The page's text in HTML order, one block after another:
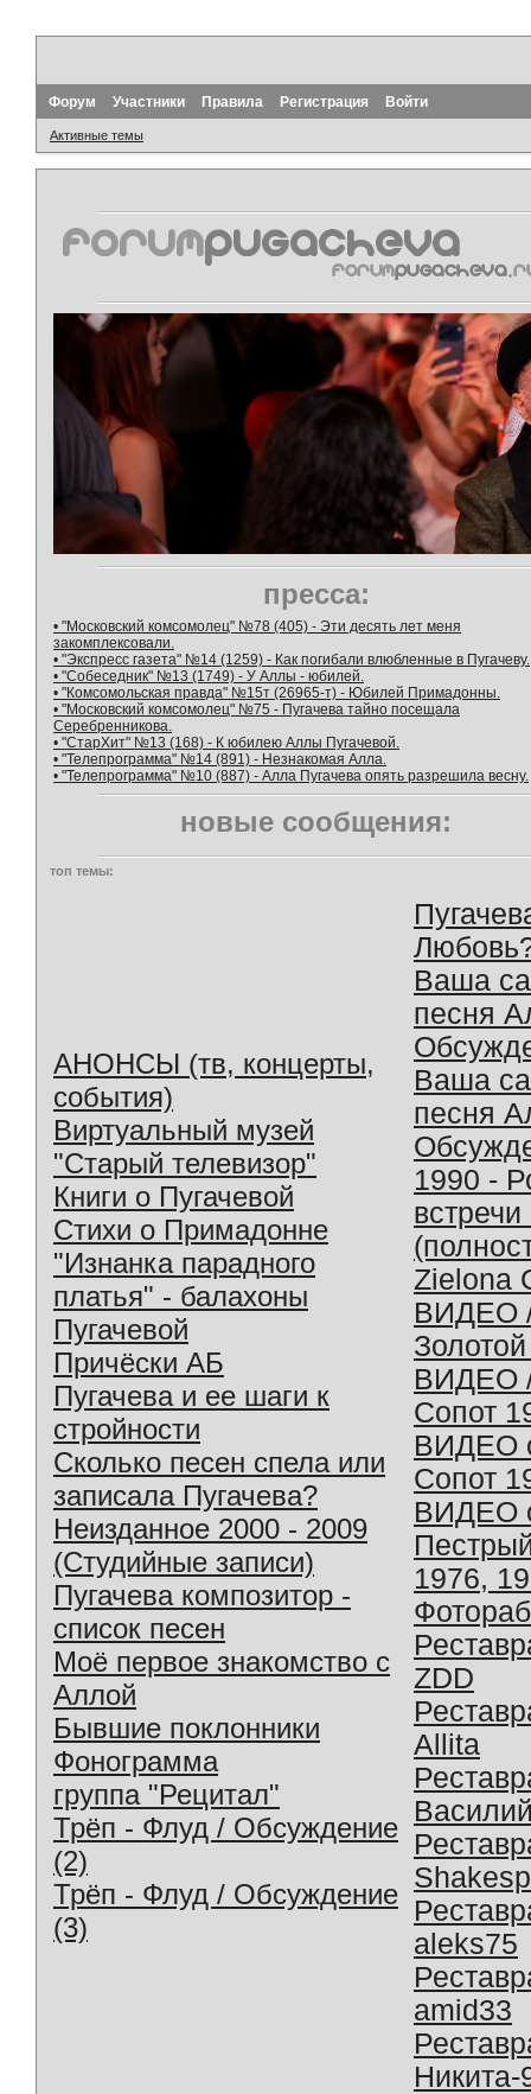
Форум Участники Правила Регистрация Войти
Активные темы
пресса:
• "Московский комсомолец" №78 (405) - Эти десять лет меня
закомплексовали.
• "Экспресс газета" №14 (1259) - Как погибали влюбленные в Пугачеву.
• "Собеседник" №13 (1749) - У Аллы - юбилей.
• "Комсомольская правда" №15т (26965-т) - Юбилей Примадонны.
• "Московский комсомолец" №75 - Пугачева тайно посещала
Серебренникова.
• "СтарХит" №13 (168) - К юбилею Аллы Пугачевой.
• "Телепрограмма" №14 (891) - Незнакомая Алла.
• "Телепрограмма" №10 (887) - Алла Пугачева опять разрешила весну.
новые сообщения:
топ темы:
АНОНСЫ (тв, концерты,
события)
Виртуальный музей
"Старый телевизор"
Книги о Пугачевой
Стихи о Примадонне
"Изнанка парадного
платья" - балахоны
Пугачевой
Причёски АБ
Пугачева и ее шаги к
стройности
Сколько песен спела или
записала Пугачева?
Неизданное 2000 - 2009
(Студийные записи)
Пугачева композитор -
список песен
Моё первое знакомство с
Аллой
Бывшие поклонники
Фонограмма
группа "Рецитал"
Трёп - Флуд / Обсуждение
(2)
Трёп - Флуд / Обсуждение
(3)
Ваша
песня
Ваша
песня
1990 -
Zielona
ВИДЕО
ВИДЕО
Сопот
ВИДЕО
Сопот
ВИДЕО
1976,
ZDD
Allita
aleks75
amid33
Никита-